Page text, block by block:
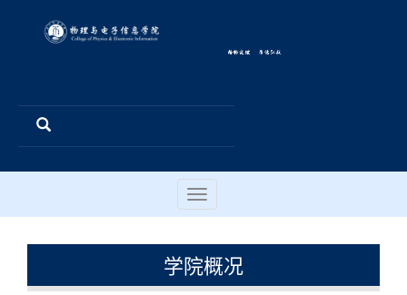
Toggle
navigation
学院概况